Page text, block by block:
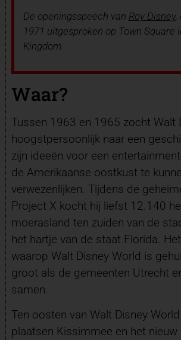
De openingsspeech van Roy Disney,
1971 uitgesproken op Town Square
Kingdom
Waar?
Tussen 1963 en 1965 zocht Walt
hoogstpersoonlijk naar een
zijn ideeën voor een
de Amerikaanse oostkust te
verwezenlijken. Tijdens de
Project X kocht hij liefst 12.140
moerasland ten zuiden van de
het hartje van de staat Florida.
waarop Walt Disney World is
groot als de gemeenten Utrecht
samen.
Ten oosten van Walt Disney
plaatsen Kissimmee en het nieuw